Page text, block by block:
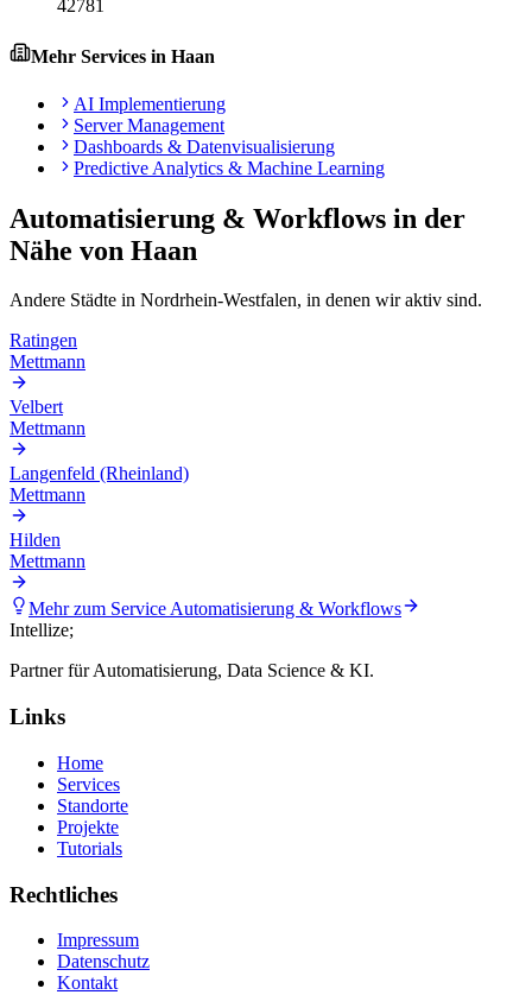
42781
Mehr Services in Haan
AI Implementierung
Server Management
Dashboards & Datenvisualisierung
Predictive Analytics & Machine Learning
Automatisierung & Workflows in der
Nähe von Haan
Andere Städte in Nordrhein-Westfalen, in denen wir aktiv sind.
Ratingen
Mettmann
Velbert
Mettmann
Langenfeld (Rheinland)
Mettmann
Hilden
Mettmann
Mehr zum ServiceAutomatisierung & Workflows
Intellize;
Partner für Automatisierung, Data Science & KI.
Links
Home
Services
Standorte
Projekte
Tutorials
Rechtliches
Impressum
Datenschutz
Kontakt